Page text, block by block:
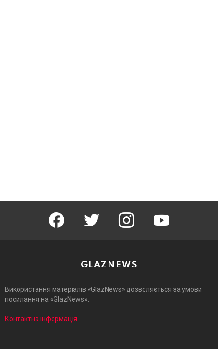
facebook twitter instagram
GLAZNEWS
Використання матеріалів «GlazNews» дозволяється за умови
посилання на «GlazNews».
Контактна інформація